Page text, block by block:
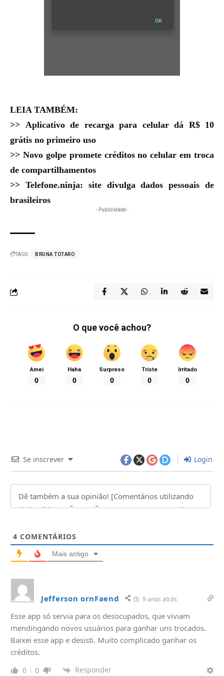
LEIA TAMBÉM:
>> Aplicativo de recarga para celular dá R$ 10
grátis no primeiro uso
>> Novo golpe promete créditos no celular em troca
de compartilhamentos
>> Telefone.ninja: site divulga dados pessoais de
brasileiros
- Publicidade -
TAGS: BRUNA TOTARO
O que você achou?
Amei
0
Haha
0
Surpreso
0
Triste
0
Irritado
0
Se inscrever Login
4 COMENTÁRIOS
Mais antigo
Jefferson ornFaend 9 anos atrás
Esse app só servia para os desocupados, que viviam
mendingando novos usuários para ganhar uns trocados.
Baixei esse app e desisti. Muito complicado ganhar os
créditos.
0 0 Responder